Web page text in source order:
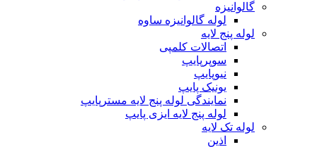
گالوانیزه
لوله گالوانیزه ساوه
لوله پنج لایه
اتصالات کلمپی
سوپرپایپ
نیوپایپ
یونیک پایپ
نمایندگی لوله پنج لایه مسترپایپ
لوله پنج لایه ایزی پایپ
لوله تک لایه
اذین